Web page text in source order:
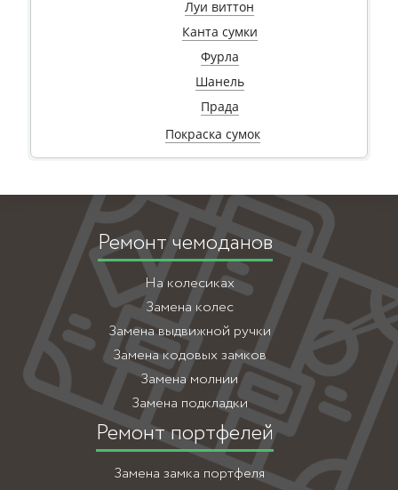
Луи виттон
Канта сумки
Фурла
Шанель
Прада
Покраска сумок
Ремонт чемоданов
На колесиках
Замена колес
Замена выдвижной ручки
Замена кодовых замков
Замена молнии
Замена подкладки
Ремонт портфелей
Замена замка портфеля